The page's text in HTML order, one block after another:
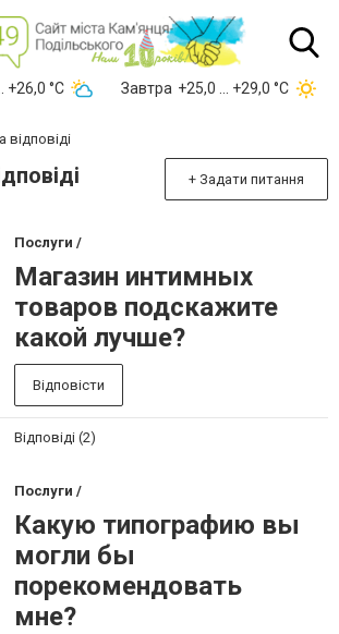
+26,0 °С Завтра +25,0 ... +29,0 °С
відповіді
+ Задати питання
Послуги /
Магазин интимных
товаров подскажите
какой лучше?
Відповісти
Відповіді (2)
Послуги /
Какую типографию вы
могли бы
порекомендовать
мне?